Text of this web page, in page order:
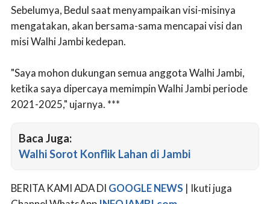
Sebelumya, Bedul saat menyampaikan visi-misinya
mengatakan, akan bersama-sama mencapai visi dan
misi Walhi Jambi kedepan.
"Saya mohon dukungan semua anggota Walhi Jambi,
ketika saya dipercaya memimpin Walhi Jambi periode
2021-2025," ujarnya. ***
Baca Juga:
Walhi Sorot Konflik Lahan di Jambi
BERITA KAMI ADA DI GOOGLE NEWS | Ikuti juga